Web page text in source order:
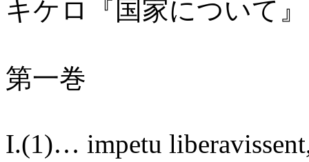
キケロ『国家について』
第一巻
I.(1)… impetu